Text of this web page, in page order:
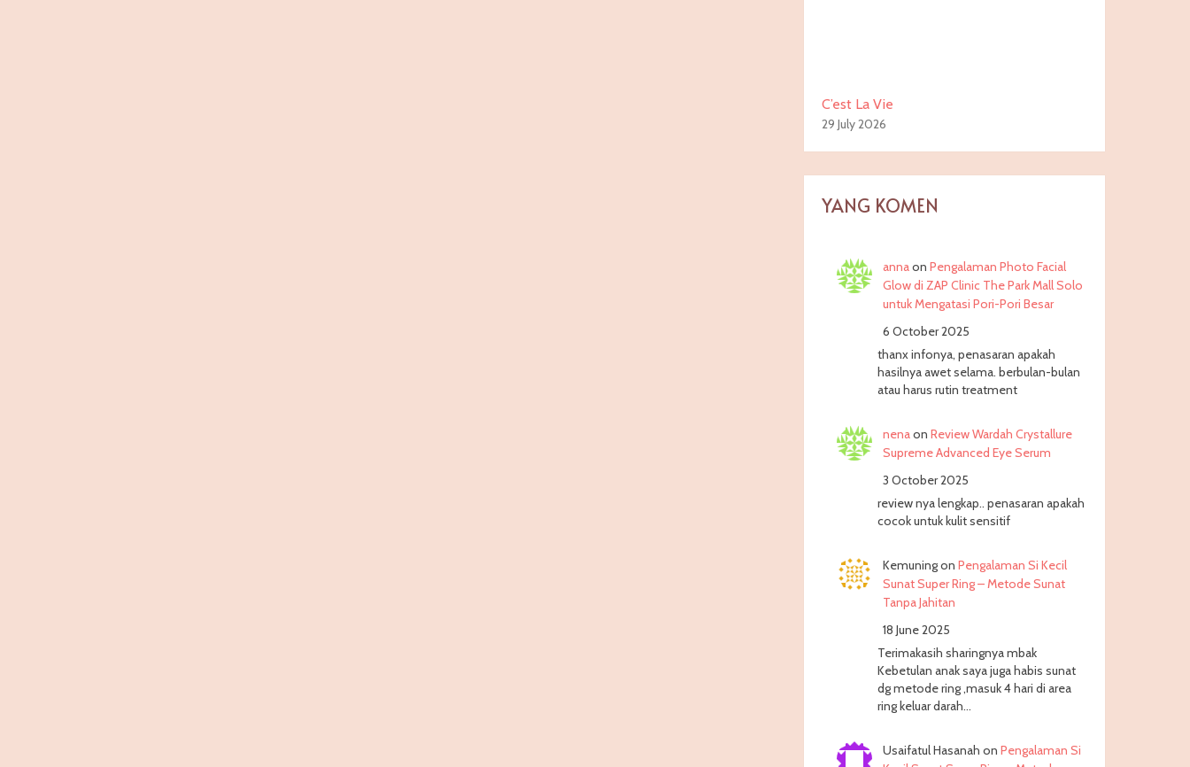
C’est La Vie
29 July 2026
YANG KOMEN
annaonPengalaman Photo Facial
Glow di ZAP Clinic The Park Mall Solo
untuk Mengatasi Pori-Pori Besar
6 October 2025
thanx infonya, penasaran apakah
hasilnya awet selama. berbulan-bulan
atau harus rutin treatment
nenaonReview Wardah Crystallure
Supreme Advanced Eye Serum
3 October 2025
review nya lengkap.. penasaran apakah
cocok untuk kulit sensitif
KemuningonPengalaman Si Kecil
Sunat Super Ring – Metode Sunat
Tanpa Jahitan
18 June 2025
Terimakasih sharingnya mbak
Kebetulan anak saya juga habis sunat
dg metode ring ,masuk 4 hari di area
ring keluar darah…
Usaifatul Hasanah onPengalaman Si